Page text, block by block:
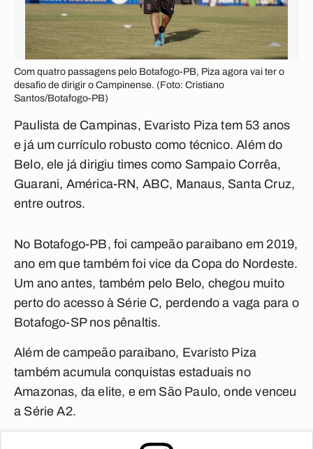
Com quatro passagens pelo Botafogo-PB, Piza agora vai ter o
desafio de dirigir o Campinense. (Foto: Cristiano
Santos/Botafogo-PB)
Paulista de Campinas, Evaristo Piza tem 53 anos
e já um currículo robusto como técnico. Além do
Belo, ele já dirigiu times como Sampaio Corrêa,
Guarani, América-RN, ABC, Manaus, Santa Cruz,
entre outros.
No Botafogo-PB, foi campeão paraibano em 2019,
ano em que também foi vice da Copa do Nordeste.
Um ano antes, também pelo Belo, chegou muito
perto do acesso à Série C, perdendo a vaga para o
Botafogo-SP nos pênaltis.
Além de campeão paraibano, Evaristo Piza
também acumula conquistas estaduais no
Amazonas, da elite, e em São Paulo, onde venceu
a Série A2.